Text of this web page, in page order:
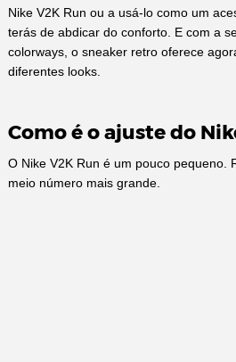
Nike V2K Run ou a usá-lo como um
terás de abdicar do conforto. E com a
colorways, o sneaker retro oferece
diferentes looks.
Como é o ajuste do
O Nike V2K Run é um pouco pequeno.
meio número mais grande.